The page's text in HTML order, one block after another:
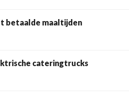
betaalde maaltijden
cateringtrucks